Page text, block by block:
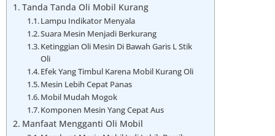
Tanda Tanda Oli Mobil Kurang
Lampu Indikator Menyala
Suara Mesin Menjadi Berkurang
Ketinggian Oli Mesin Di Bawah Garis L Stik
Oli
Efek Yang Timbul Karena Mobil Kurang Oli
Mesin Lebih Cepat Panas
Mobil Mudah Mogok
Komponen Mesin Yang Cepat Aus
Manfaat Mengganti Oli Mobil